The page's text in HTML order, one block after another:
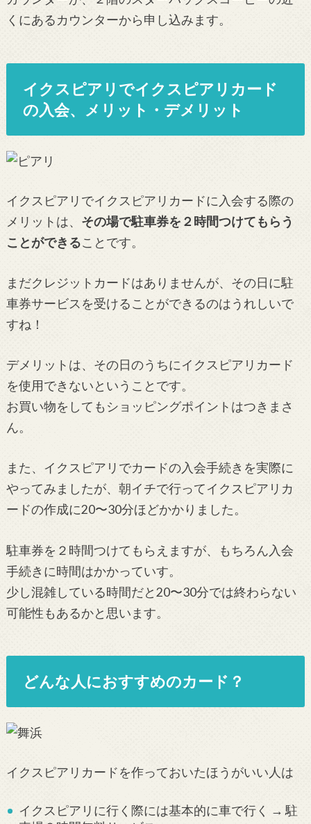
くにあるカウンターから申し込みます。
イクスピアリでイクスピアリカード
の入会、メリット・デメリット
イクスピアリでイクスピアリカードに入会する際の
メリットは、 その場で駐車券を２時間つけてもらう
ことができることです。
まだクレジットカードはありませんが、その日に駐
車券サービスを受けることができるのはうれしいで
すね！
デメリットは、その日のうちにイクスピアリカード
を使用できないということです。
お買い物をしてもショッピングポイントはつきまさ
ん。
また、イクスピアリでカードの入会手続きを実際に
やってみましたが、朝イチで行ってイクスピアリカ
ードの作成に20〜30分ほどかかりました。
駐車券を２時間つけてもらえますが、もちろん入会
手続きに時間はかかっていす。
少し混雑している時間だと20〜30分では終わらない
可能性もあるかと思います。
どんな人におすすめのカード？
イクスピアリカードを作っておいたほうがいい人は
イクスピアリに行く際には基本的に車で行く → 駐